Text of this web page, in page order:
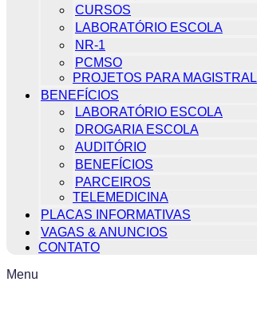
CURSOS
LABORATÓRIO ESCOLA
NR-1
PCMSO
PROJETOS PARA MAGISTRAL
BENEFÍCIOS
LABORATÓRIO ESCOLA
DROGARIA ESCOLA
AUDITÓRIO
BENEFÍCIOS
PARCEIROS
TELEMEDICINA
PLACAS INFORMATIVAS
VAGAS & ANUNCIOS
CONTATO
Menu